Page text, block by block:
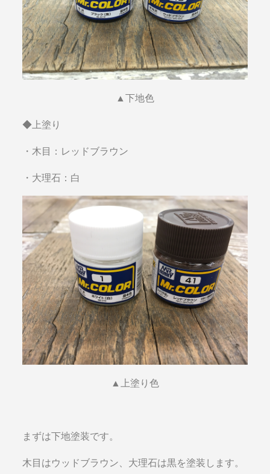
▲下地色
◆上塗り
・木目：レッドブラウン
・大理石：白
▲上塗り色
まずは下地塗装です。
木目はウッドブラウン、大理石は黒を塗装します。